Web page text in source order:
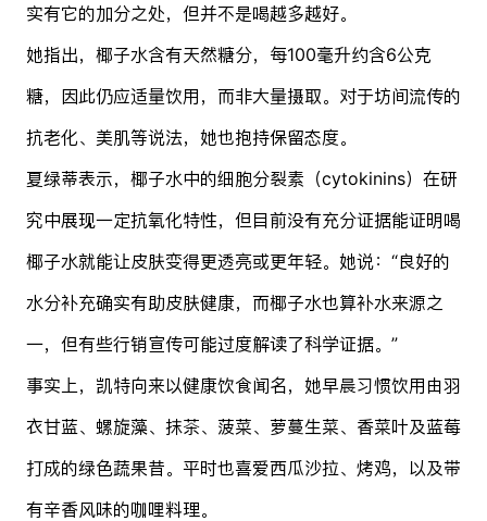
实有它的加分之处，但并不是喝越多越好。
她指出，椰子水含有天然糖分，每100毫升约含6公克
糖，因此仍应适量饮用，而非大量摄取。对于坊间流传的
抗老化、美肌等说法，她也抱持保留态度。
夏绿蒂表示，椰子水中的细胞分裂素（cytokinins）在研
究中展现一定抗氧化特性，但目前没有充分证据能证明喝
椰子水就能让皮肤变得更透亮或更年轻。她说：“良好的
水分补充确实有助皮肤健康，而椰子水也算补水来源之
一，但有些行销宣传可能过度解读了科学证据。”
事实上，凯特向来以健康饮食闻名，她早晨习惯饮用由羽
衣甘蓝、螺旋藻、抹茶、菠菜、萝蔓生菜、香菜叶及蓝莓
打成的绿色蔬果昔。平时也喜爱西瓜沙拉、烤鸡，以及带
有辛香风味的咖哩料理。